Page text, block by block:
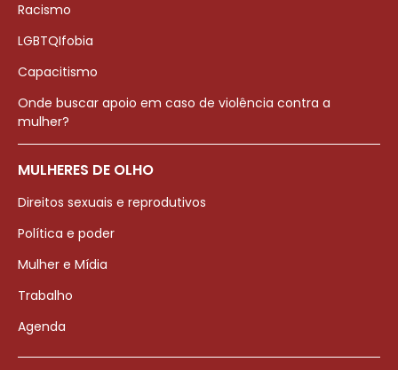
Racismo
LGBTQIfobia
Capacitismo
Onde buscar apoio em caso de violência contra a
mulher?
MULHERES DE OLHO
Direitos sexuais e reprodutivos
Política e poder
Mulher e Mídia
Trabalho
Agenda